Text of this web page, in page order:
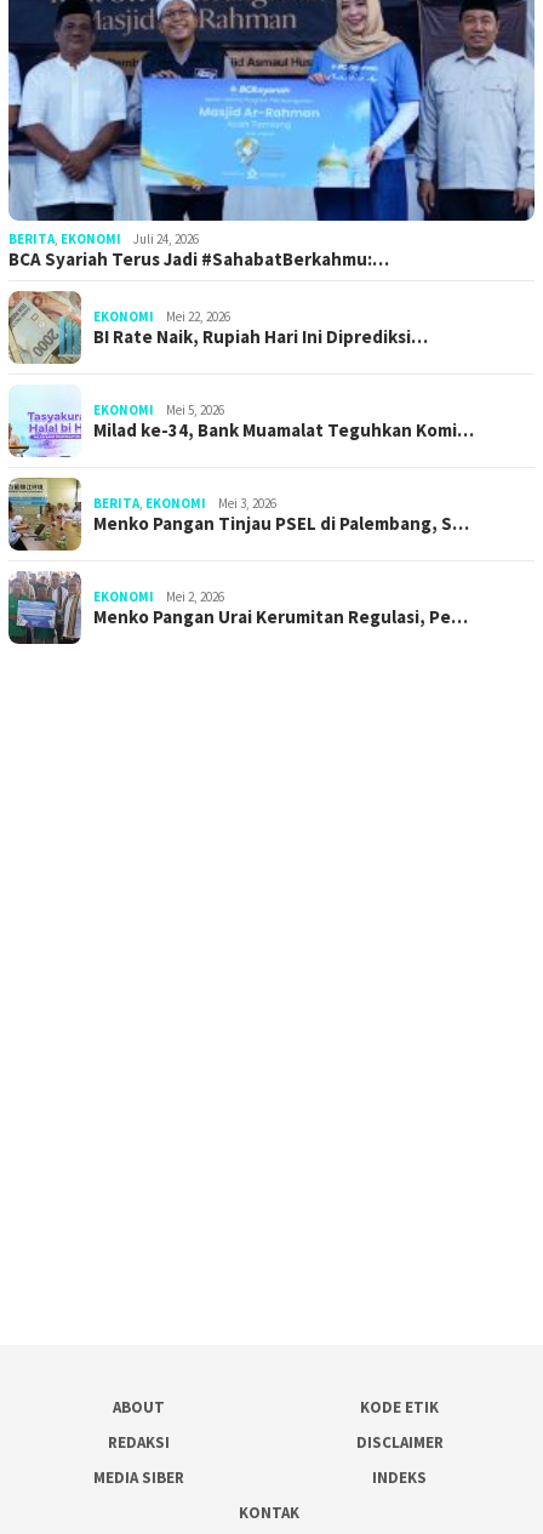
BERITA, EKONOMI Juli 24, 2026
BCA Syariah Terus Jadi #SahabatBerkahmu:…
EKONOMI Mei 22, 2026
BI Rate Naik, Rupiah Hari Ini Diprediksi…
EKONOMI Mei 5, 2026
Milad ke-34, Bank Muamalat Teguhkan Komi…
BERITA, EKONOMI Mei 3, 2026
Menko Pangan Tinjau PSEL di Palembang, S…
EKONOMI Mei 2, 2026
Menko Pangan Urai Kerumitan Regulasi, Pe…
ABOUT
KODE ETIK
REDAKSI
DISCLAIMER
MEDIA SIBER
INDEKS
KONTAK